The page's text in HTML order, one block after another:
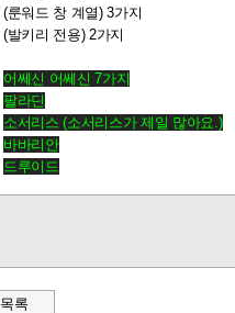
(룬워드 창 계열) 3가지
(발키리 전용) 2가지
어쎄신 어쎄신 7가지
팔라딘
소서리스 (소서리스가 제일 많아요.)
바바리안
드루이드
목록